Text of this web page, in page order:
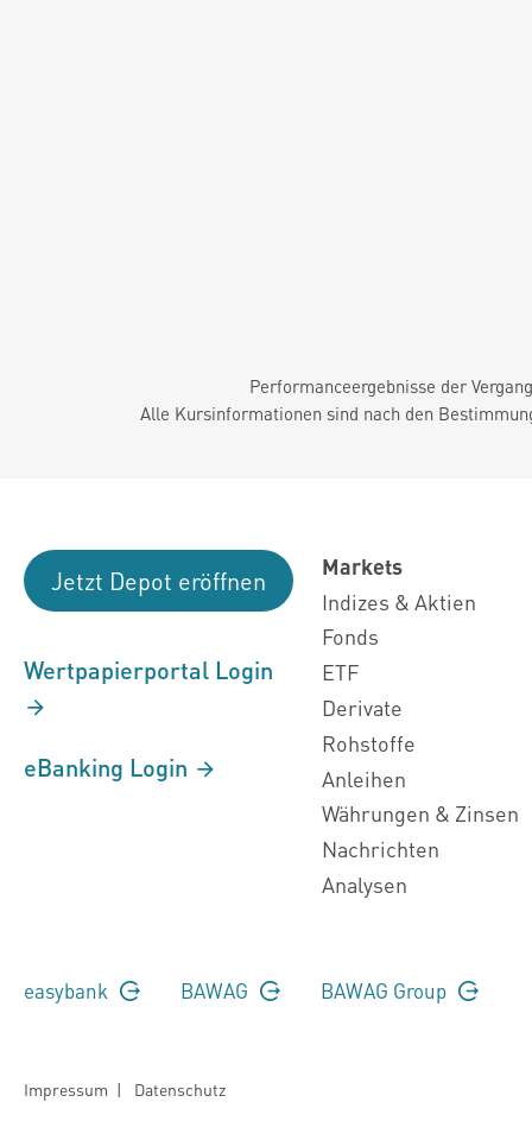
Performanceergebnisse der
Alle Kursinformationen sind nach den
Jetzt Depot eröffnen
Wertpapierportal Login
eBanking Login
Markets
Indizes & Aktien
Fonds
ETF
Derivate
Rohstoffe
Anleihen
Währungen & Zinsen
Nachrichten
Analysen
easybank BAWAG BAWAG Group
Impressum | Datenschutz